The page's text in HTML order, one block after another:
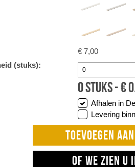
€ 7,00
(stuks):
0stuks -€
Afhalen in
Levering
TOEVOEGEN
OF WE ZIEN U